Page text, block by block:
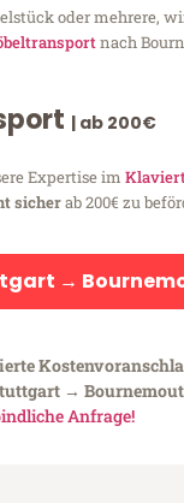
oder mehrere,
nach
| ab 200€
Expertise im
sicherab 200€ zu
→
→
Anfrage!